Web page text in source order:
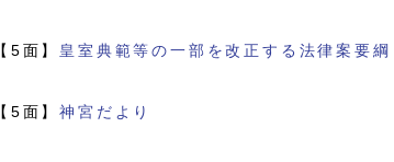
【5面】 皇室典範等の一部を改正する法律案要綱
【5面】神宮だより